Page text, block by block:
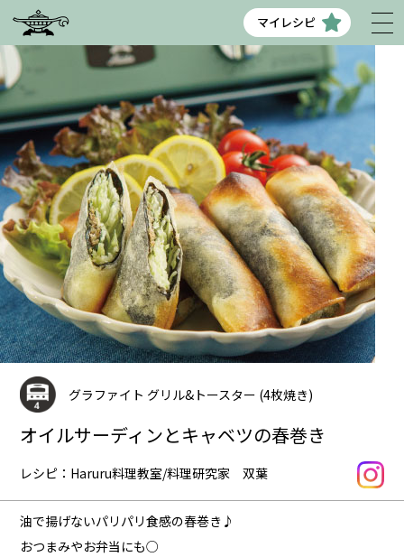
マイレシピ
グラファイト グリル&トースター (4枚焼き)
オイルサーディンとキャベツの春巻き
レシピ：Haruru料理教室/料理研究家 双葉
油で揚げないパリパリ食感の春巻き♪
おつまみやお弁当にも○